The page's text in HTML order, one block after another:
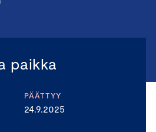
paikka
PÄÄTTYY
24.9.2025